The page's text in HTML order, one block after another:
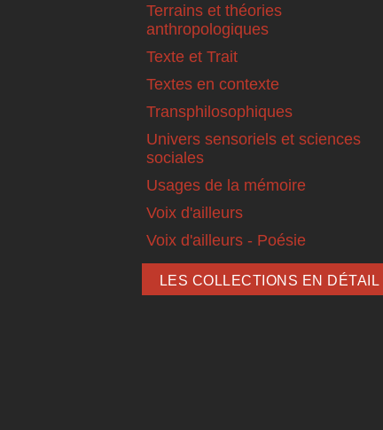
Terrains et théories
anthropologiques
Texte et Trait
Textes en contexte
Transphilosophiques
Univers sensoriels et sciences
sociales
Usages de la mémoire
Voix d'ailleurs
Voix d'ailleurs - Poésie
LES COLLECTIONS EN DÉTAIL